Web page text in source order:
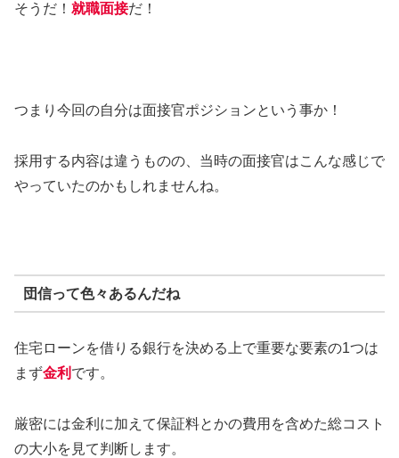
そうだ！ 就職面接だ！
つまり今回の自分は面接官ポジションという事か！
採用する内容は違うものの、当時の面接官はこんな感じで
やっていたのかもしれませんね。
団信って色々あるんだね
住宅ローンを借りる銀行を決める上で重要な要素の1つは
まず金利 です。
厳密には金利に加えて保証料とかの費用を含めた総コスト
の大小を見て判断します。